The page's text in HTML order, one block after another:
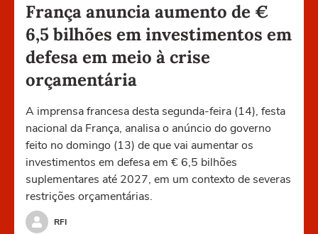
França anuncia aumento de €
6,5 bilhões em investimentos em
defesa em meio à crise
orçamentária
A imprensa francesa desta segunda-feira (14), festa
nacional da França, analisa o anúncio do governo
feito no domingo (13) de que vai aumentar os
investimentos em defesa em € 6,5 bilhões
suplementares até 2027, em um contexto de severas
restrições orçamentárias.
RFI